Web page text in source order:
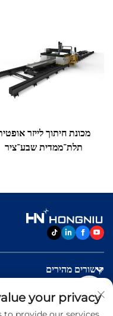
מכונת חיתוך לייזר
תלת־ממדית שבע־ציר
קישורים מהירים
מוצרים
your privacy